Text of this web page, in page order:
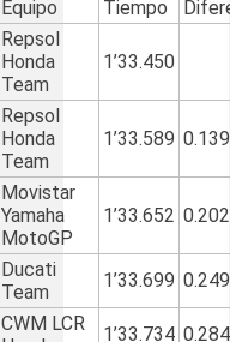
Equipo Tiempo
Repsol
Honda
Team
1’33.450
Repsol
Honda
Team
1’33.589
Movistar
Yamaha
MotoGP
1’33.652
Ducati
Team
1’33.699
CWM LCR
1’33.734